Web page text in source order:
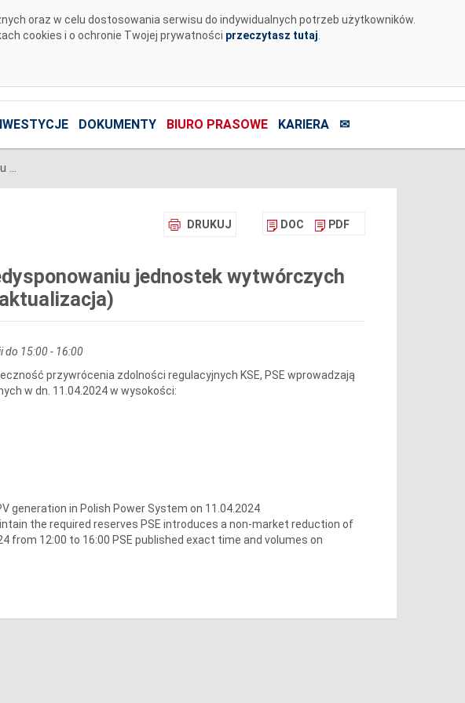
oraz w celu dostosowania serwisu do indywidualnych potrzeb użytkowników.
cookies i o ochronie Twojej prywatności przeczytasz tutaj
DOKUMENTY BIURO PRASOWE KARIERA ✉
Komunikat o nierynkowym redysponowaniu jednostek wytwórczych PV w KSE w dn. 11.04.2024 (aktualizacja)
DRUKUJ DOC PDF
jednostek wytwórczych
do 15:00 - 16:00
przywrócenia zdolności regulacyjnych KSE, PSE wprowadzają
w dn. 11.04.2024 w wysokości:
generation in Polish Power System on 11.04.2024
the required reserves PSE introduces a non-market reduction of
from 12:00 to 16:00 PSE published exact time and volumes on